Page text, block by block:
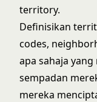
territory.
Definisikan
codes,
apa sahaja
sempadan
mereka